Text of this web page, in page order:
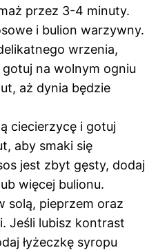
przez 3-4 minuty.
i bulion warzywny.
wrzenia,
na wolnym ogniu
aż dynia będzie
ciecierzycę i gotuj
aby smaki się
jest zbyt gęsty, dodaj
więcej bulionu.
solą, pieprzem oraz
Jeśli lubisz kontrast
łyżeczkę syropu